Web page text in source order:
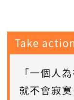
Take action
「一個人
就不會寂